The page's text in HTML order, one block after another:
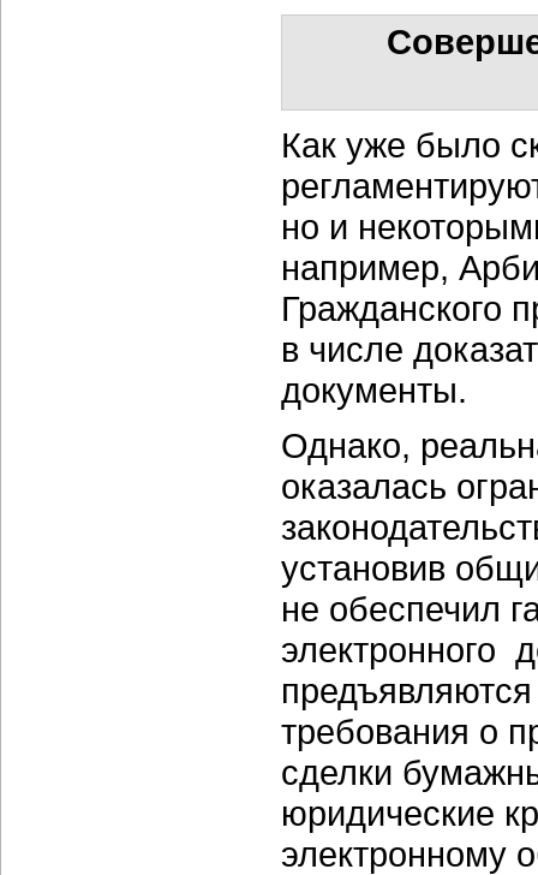
Как уже было
но и
например,
Гражданского
в числе
документы.
Однако,
оказалась
установив
не обеспечил
электронного
требования о
сделки
юридические
электронному